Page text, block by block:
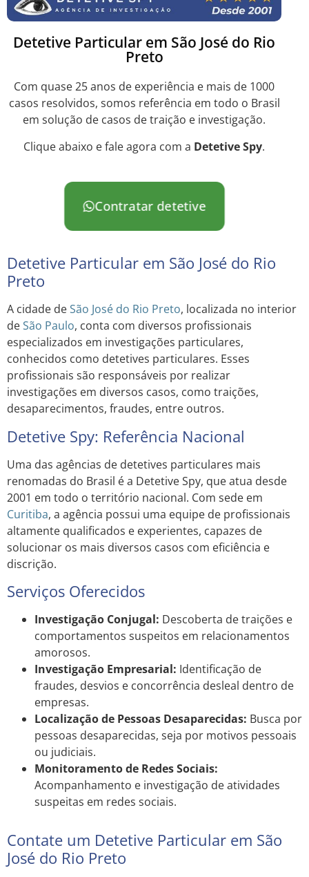
Detetive Particular em São José do Rio
Preto
Com quase 25 anos de experiência e mais de 1000
casos resolvidos, somos referência em todo o Brasil
em solução de casos de traição e investigação.
Clique abaixo e fale agora com a Detetive Spy.
Contratar detetive
Detetive Particular em São José do Rio
Preto
A cidade deSão José do Rio Preto, localizada no interior
deSão Paulo, conta com diversos profissionais
especializados em investigações particulares,
conhecidos como detetives particulares. Esses
profissionais são responsáveis por realizar
investigações em diversos casos, como traições,
desaparecimentos, fraudes, entre outros.
Detetive Spy: Referência Nacional
Uma das agências de detetives particulares mais
renomadas do Brasil é a Detetive Spy, que atua desde
2001 em todo o território nacional. Com sede em
Curitiba, a agência possui uma equipe de profissionais
altamente qualificados e experientes, capazes de
solucionar os mais diversos casos com eficiência e
discrição.
Serviços Oferecidos
Investigação Conjugal: Descoberta de traições e
comportamentos suspeitos em relacionamentos
amorosos.
Investigação Empresarial: Identificação de
fraudes, desvios e concorrência desleal dentro de
empresas.
Localização de Pessoas Desaparecidas: Busca por
pessoas desaparecidas, seja por motivos pessoais
ou judiciais.
Monitoramento de Redes Sociais:
Acompanhamento e investigação de atividades
suspeitas em redes sociais.
Contate um Detetive Particular em São
José do Rio Preto